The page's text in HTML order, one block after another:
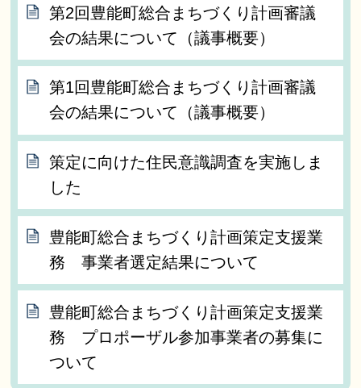
第2回豊能町総合まちづくり計画審議
会の結果について（議事概要）
第1回豊能町総合まちづくり計画審議
会の結果について（議事概要）
策定に向けた住民意識調査を実施しま
した
豊能町総合まちづくり計画策定支援業
務 事業者選定結果について
豊能町総合まちづくり計画策定支援業
務 プロポーザル参加事業者の募集に
ついて